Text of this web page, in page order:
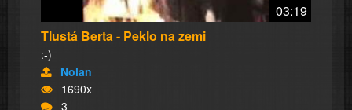
03:19
Tlustá Berta - Peklo na zemi
:-)
Nolan
1690x
3